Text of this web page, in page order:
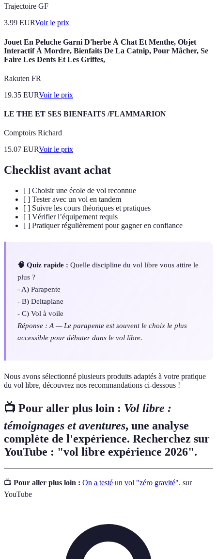
Trajectoire GF
3.99 EURVoir le prix
Jouet En Peluche Garni D'herbe À Chat Et Menthe, Objet
Interactif À Mordre, Bienfaits De La Catnip, Pour Mâcher, Se
Faire Les Dents Et Les Griffes,
Rakuten FR
19.35 EURVoir le prix
LE THE ET SES BIENFAITS /FLAMMARION
Comptoirs Richard
15.07 EURVoir le prix
Checklist avant achat
[ ] Choisir une école de vol reconnue
[ ] Tester avec un vol en tandem
[ ] Suivre les cours théoriques et pratiques
[ ] Vérifier l’équipement requis
[ ] Pratiquer régulièrement pour gagner en confiance
🧠 Quiz rapide : Quelle discipline du vol libre vous attire le
plus ?
- A) Parapente
- B) Deltaplane
- C) Vol à voile
Réponse : A — Le parapente est souvent le choix le plus
accessible pour débuter dans le vol libre.
Nous avons sélectionné plusieurs produits adaptés à votre pratique
du vol libre, découvrez nos recommandations ci-dessous !
📺 Pour aller plus loin : Vol libre :
témoignages et aventures, une analyse
complète de l'expérience. Recherchez sur
YouTube : "vol libre expérience 2026".
📺 Pour aller plus loin : On a testé un vol "zéro gravité". sur
YouTube